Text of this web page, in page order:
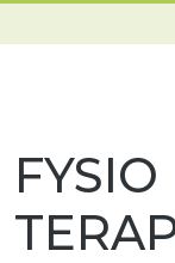
FYSIO